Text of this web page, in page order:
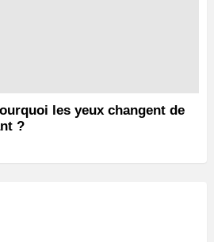
les yeux changent de
?